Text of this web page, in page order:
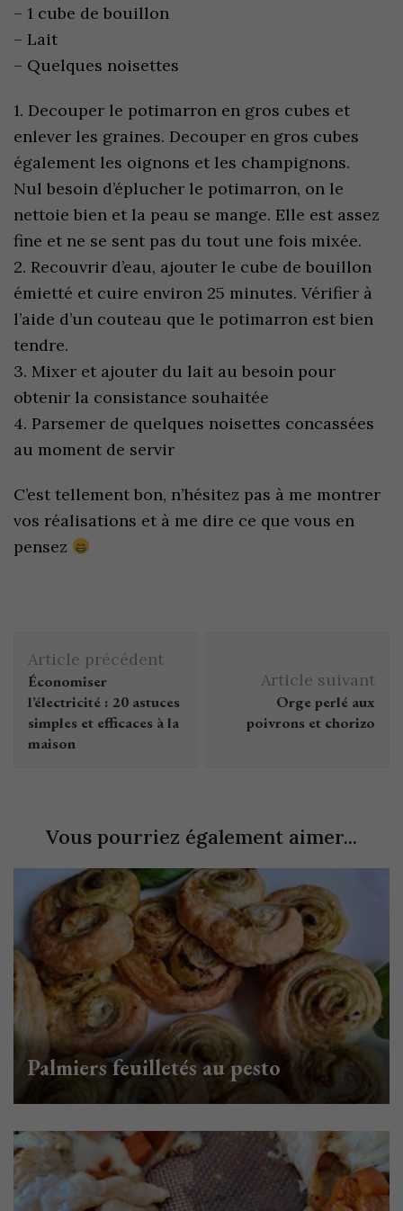
– 1 cube de bouillon
– Lait
– Quelques noisettes
1. Decouper le potimarron en gros cubes et
enlever les graines. Decouper en gros cubes
également les oignons et les champignons.
Nul besoin d’éplucher le potimarron, on le
nettoie bien et la peau se mange. Elle est assez
fine et ne se sent pas du tout une fois mixée.
2. Recouvrir d’eau, ajouter le cube de bouillon
émietté et cuire environ 25 minutes. Vérifier à
l’aide d’un couteau que le potimarron est bien
tendre.
3. Mixer et ajouter du lait au besoin pour
obtenir la consistance souhaitée
4. Parsemer de quelques noisettes concassées
au moment de servir
C’est tellement bon, n’hésitez pas à me montrer
vos réalisations et à me dire ce que vous en
pensez
Article précédent
Économiser
l’électricité : 20 astuces
simples et efficaces à la
maison
Article suivant
Orge perlé aux
poivrons et chorizo
Vous pourriez également aimer...
Palmiers feuilletés au pesto